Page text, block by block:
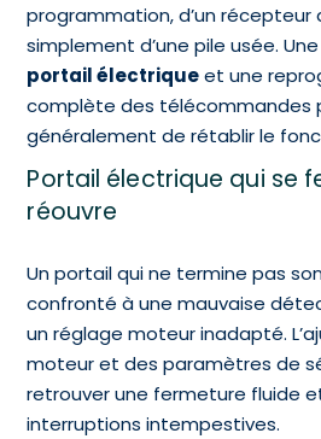
programmation, d’un
simplement d’une pile usée. Une
portail électriqueet une
complète des télécommandes
généralement de rétablir le
Portail électrique qui se
réouvre
Un portail qui ne termine pas
confronté à une mauvaise
un réglage moteur inadapté.
moteur et des paramètres de
retrouver une fermeture fluide
interruptions intempestives.